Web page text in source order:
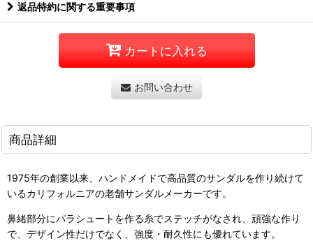
返品特約に関する重要事項
カートに入れる
お問い合わせ
商品詳細
1975年の創業以来、ハンドメイドで高品質のサンダルを作り続けて
いるカリフォルニアの老舗サンダルメーカーです。
鼻緒部分にパラシュートを作る糸でステッチがなされ、頑強な作り
で、デザイン性だけでなく、強度・耐久性にも優れています。